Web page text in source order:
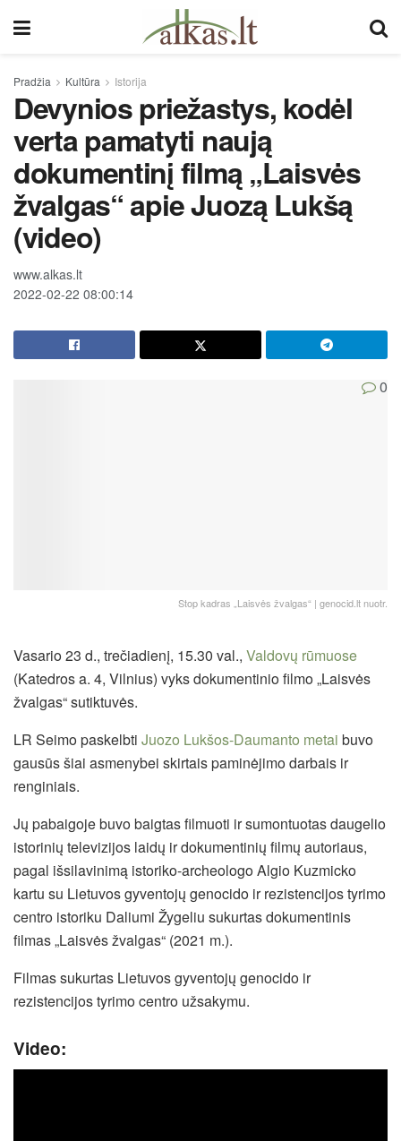
Pradžia Kultūra Istorija
Devynios priežastys, kodėl
verta pamatyti naują
dokumentinį filmą „Laisvės
žvalgas“ apie Juozą Lukšą
(video)
www.alkas.lt
2022-02-22 08:00:14
0
Stop kadras „Laisvės žvalgas“ | genocid.lt nuotr.
Vasario 23 d., trečiadienį, 15.30 val., Valdovų rūmuose
(Katedros a. 4, Vilnius) vyks dokumentinio filmo „Laisvės
žvalgas“ sutiktuvės.
LR Seimo paskelbti Juozo Lukšos-Daumanto metai buvo
gausūs šiai asmenybei skirtais paminėjimo darbais ir
renginiais.
Jų pabaigoje buvo baigtas filmuoti ir sumontuotas daugelio
istorinių televizijos laidų ir dokumentinių filmų autoriaus,
pagal išsilavinimą istoriko-archeologo Algio Kuzmicko
kartu su Lietuvos gyventojų genocido ir rezistencijos tyrimo
centro istoriku Daliumi Žygeliu sukurtas dokumentinis
filmas „Laisvės žvalgas“ (2021 m.).
Filmas sukurtas Lietuvos gyventojų genocido ir
rezistencijos tyrimo centro užsakymu.
Video: